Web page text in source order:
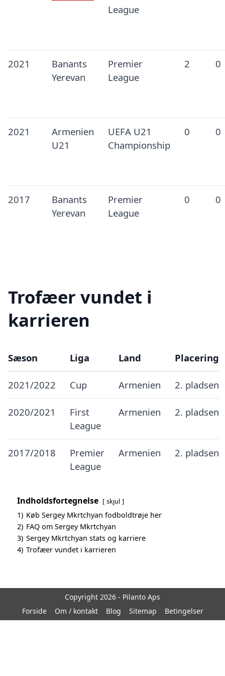
League
2021
Banants
Yerevan
Premier
League
2 0
2021
Armenien
U21
UEFA U21
Championship
0 0
2017
Banants
Yerevan
Premier
League
0 0
Trofæer vundet i
karrieren
Sæson Liga Land Placering
2021/2022 Cup Armenien 2. pladsen
2020/2021
First
League
Armenien 2. pladsen
2017/2018
Premier
League
Armenien 2. pladsen
Indholdsfortegnelse skjul
1) Køb Sergey Mkrtchyan fodboldtrøje her
2) FAQ om Sergey Mkrtchyan
3) Sergey Mkrtchyan stats og karriere
4) Trofæer vundet i karrieren
Copyright 2026 - Pilanto Aps
Forside
Om / kontakt Blog Sitemap Betingelser